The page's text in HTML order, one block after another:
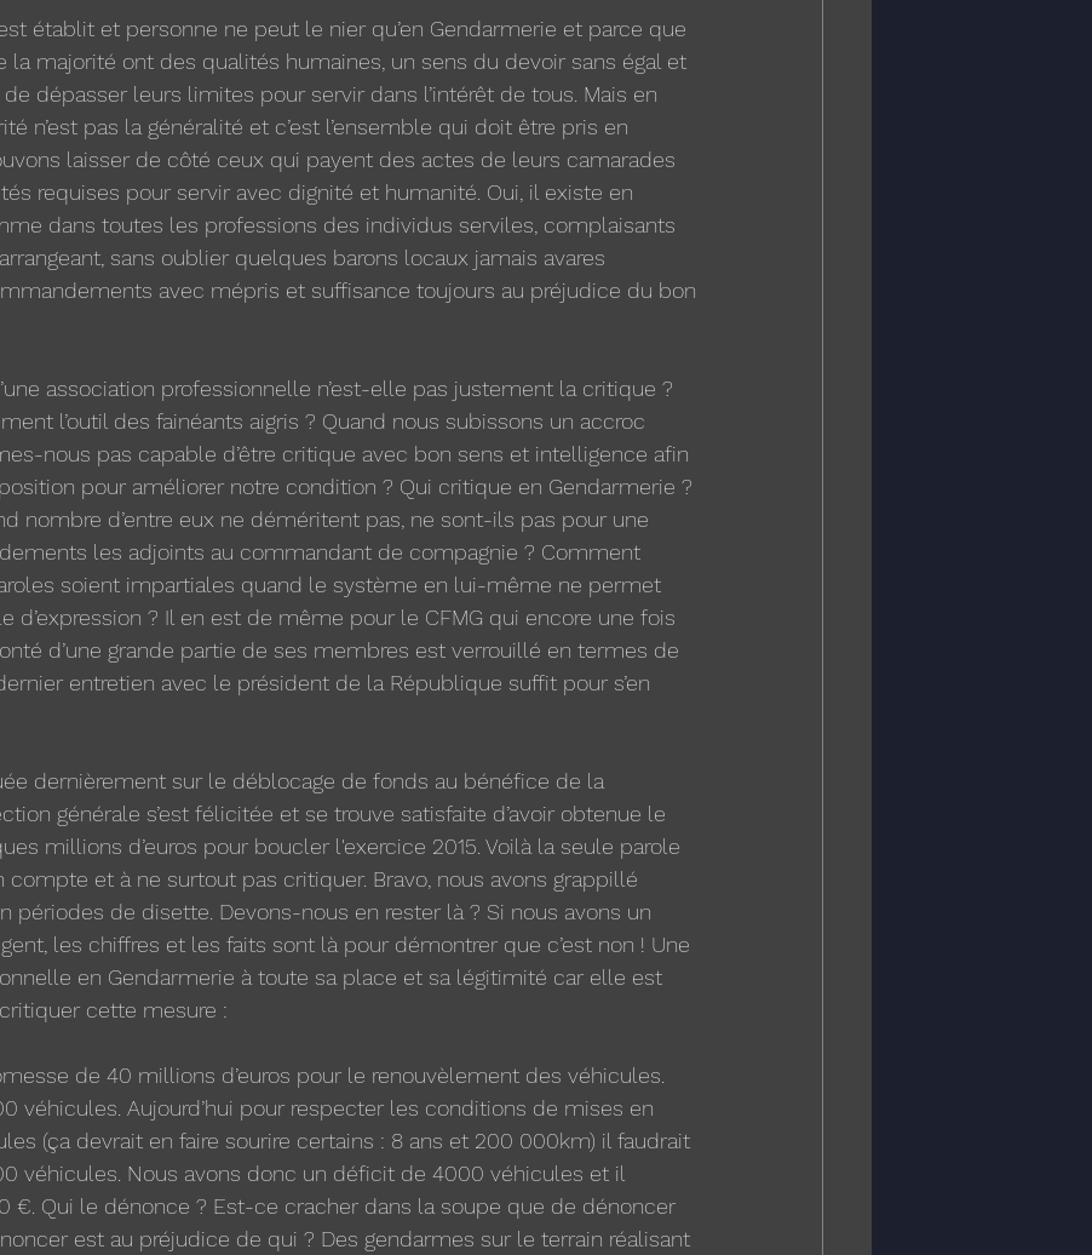
établit et personne ne peut le nier qu’en Gendarmerie et parce que
la majorité ont des qualités humaines, un sens du devoir sans égal et
dépasser leurs limites pour servir dans l’intérêt de tous. Mais en
n’est pas la généralité et c’est l’ensemble qui doit être pris en
laisser de côté ceux qui payent des actes de leurs camarades
requises pour servir avec dignité et humanité. Oui, il existe en
dans toutes les professions des individus serviles, complaisants
sans oublier quelques barons locaux jamais avares
avec mépris et suffisance toujours au préjudice du bon
association professionnelle n’est-elle pas justement la critique ?
l’outil des fainéants aigris ? Quand nous subissons un accroc
nous pas capable d’être critique avec bon sens et intelligence afin
pour améliorer notre condition ? Qui critique en Gendarmerie ?
nombre d’entre eux ne déméritent pas, ne sont-ils pas pour une
les adjoints au commandant de compagnie ? Comment
soient impartiales quand le système en lui-même ne permet
d’expression ? Il en est de même pour le CFMG qui encore une fois
d’une grande partie de ses membres est verrouillé en termes de
entretien avec le président de la République suffit pour s’en
dernièrement sur le déblocage de fonds au bénéfice de la
générale s’est félicitée et se trouve satisfaite d’avoir obtenue le
millions d’euros pour boucler l'exercice 2015. Voilà la seule parole
compte et à ne surtout pas critiquer. Bravo, nous avons grappillé
périodes de disette. Devons-nous en rester là ? Si nous avons un
les chiffres et les faits sont là pour démontrer que c’est non ! Une
en Gendarmerie à toute sa place et sa légitimité car elle est
cette mesure :
de 40 millions d’euros pour le renouvèlement des véhicules.
véhicules. Aujourd’hui pour respecter les conditions de mises en
(ça devrait en faire sourire certains : 8 ans et 200 000km) il faudrait
véhicules. Nous avons donc un déficit de 4000 véhicules et il
€. Qui le dénonce ? Est-ce cracher dans la soupe que de dénoncer
est au préjudice de qui ? Des gendarmes sur le terrain réalisant